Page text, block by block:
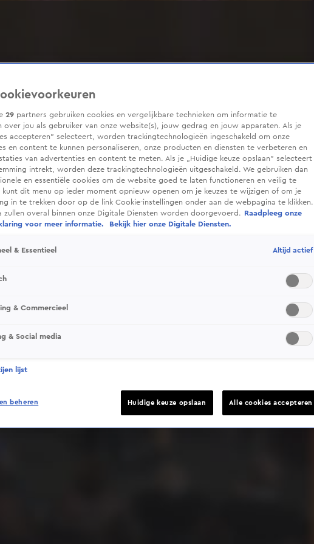
Deze video is niet beschikbaar op je huidige locatie
29 partners gebruiken cookies en vergelijkbare technieken om informatie te
over jou als gebruiker van onze website(s), jouw gedrag en jouw apparaten. Als je
accepteren” selecteert, worden trackingtechnologieën ingeschakeld om onze
en content te kunnen personaliseren, onze producten en diensten te verbeteren en
van advertenties en content te meten. Als je „Huidige keuze opslaan” selecteert
intrekt, worden deze trackingtechnologieën uitgeschakeld. We gebruiken dan
en essentiële cookies om de website goed te laten functioneren en veilig te
kunt dit menu op ieder moment opnieuw openen om je keuzes te wijzigen of om je
in te trekken door op de link Cookie-instellingen onder aan de webpagina te klikken.
zullen overal binnen onze Digitale Diensten worden doorgevoerd.
Raadpleeg onze
voor meer informatie.
Bekijk hier onze Digitale Diensten.
& Essentieel Altijd actief
& Commercieel
& Social media
lijst
beheren Huidige keuze opslaan Alle cookies accepteren